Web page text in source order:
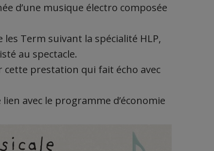
d’une musique électro composée
Term suivant la spécialité HLP,
au spectacle.
prestation qui fait écho avec
avec le programme d’économie